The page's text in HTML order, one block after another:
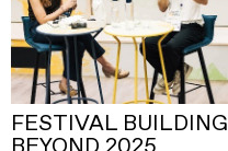
FESTIVAL BUILDING